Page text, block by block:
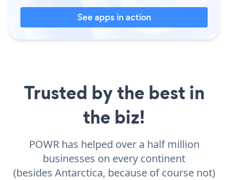
See apps in action
Trusted by the best in
the biz!
POWR has helped over a half million
businesses on every continent
(besides Antarctica, because of course not)